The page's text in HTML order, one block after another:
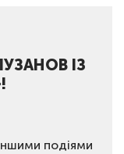
ІЗ
подіями